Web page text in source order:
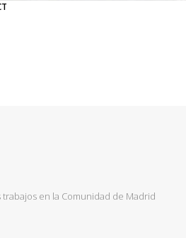
en la Comunidad de Madrid